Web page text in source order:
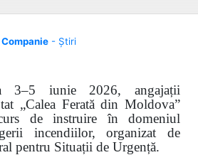
Companie- Știri
3–5 iunie 2026, angajații
„Calea Ferată din Moldova”
de instruire în domeniul
incendiilor, organizat de
pentru Situații de Urgență.